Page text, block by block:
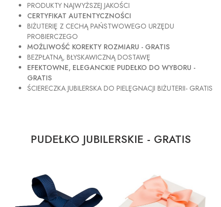
PRODUKTY NAJWYŻSZEJ JAKOŚCI
CERTYFIKAT AUTENTYCZNOŚCI
BIŻUTERIĘ Z CECHĄ PAŃSTWOWEGO URZĘDU
PROBIERCZEGO
MOŻLIWOŚĆ KOREKTY ROZMIARU - GRATIS
BEZPŁATNĄ, BŁYSKAWICZNĄ DOSTAWĘ
EFEKTOWNE, ELEGANCKIE PUDEŁKO DO WYBORU -
GRATIS
ŚCIERECZKA JUBILERSKA DO PIELĘGNACJI BIŻUTERII- GRATIS
PUDEŁKO JUBILERSKIE - GRATIS